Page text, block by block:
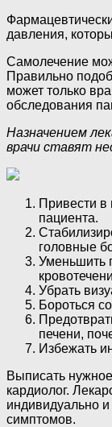
давления,
Самолечение
Правильно
может только
обследования
Назначением
врачи ставят
Привести в
пациента.
головные
Уменьшить
Убрать
Бороться
печени,
Избежать
Выписать
кардиолог.
индивидуально и
симптомов.